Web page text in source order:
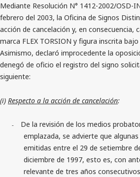
Mediante Resolución N° 1412-2002/OSD-
febrero del 2003, la Oficina de Signos
acción de cancelación y, en consecuencia,
marca FLEX TORSION y figura inscrita
Asimismo, declaró improcedente la
denegó de oficio el registro del signo
siguiente:
(i) Respecto a la acción de cancelación:
-
De la revisión de los medios
emplazada, se advierte que
emitidas entre el 29 de setiembre
diciembre de 1997, esto es, con
relevante de tres años